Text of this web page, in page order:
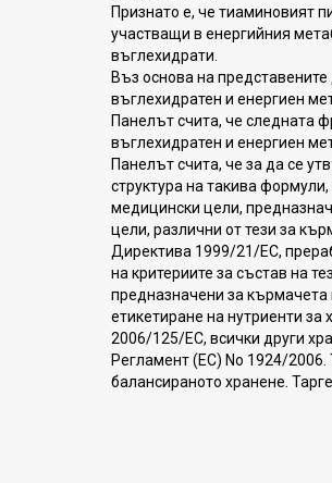
Признато е, че тиаминовият
участващи в енергийния
въглехидрати.
Въз основа на
въглехидратен и енергиен
Панелът счита, че следната
въглехидратен и енергиен
Панелът счита, че за да се
структура на такива
медицински цели,
цели, различни от тези за
Директива 1999/21/EC,
на критериите за състав на
предназначени за кърмачета
етикетиране на нутриенти
2006/125/EC, всички други
Регламент (EC) No 1924/
балансираното хранене.